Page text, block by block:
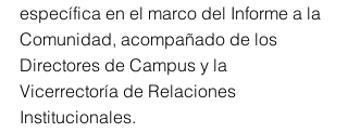
específica en el marco del Informe a la
Comunidad, acompañado de los
Directores de Campus y la
Vicerrectoría de Relaciones
Institucionales.